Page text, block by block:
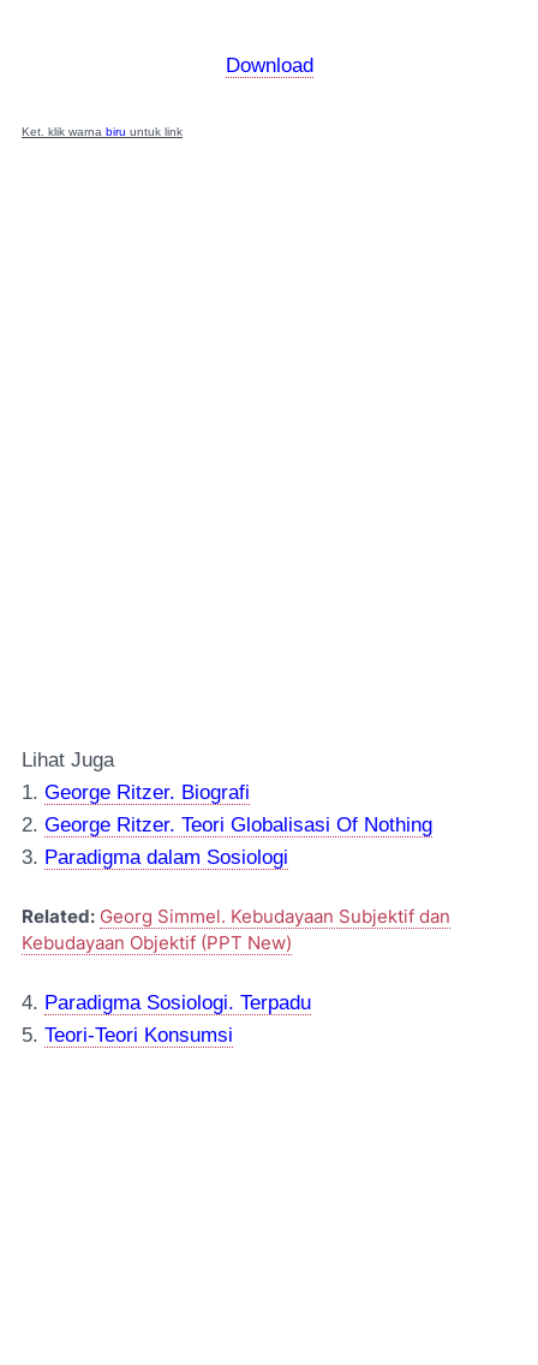
Download
Ket. klik warna biru untuk link
Lihat Juga
1. George Ritzer. Biografi
2. George Ritzer. Teori Globalisasi Of Nothing
3. Paradigma dalam Sosiologi
Related: Georg Simmel. Kebudayaan Subjektif dan
Kebudayaan Objektif (PPT New)
4. Paradigma Sosiologi. Terpadu
5. Teori-Teori Konsumsi